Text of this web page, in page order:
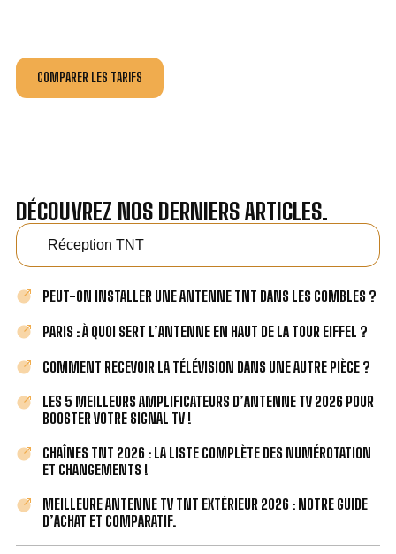
COMPARER LES TARIFS
DÉCOUVREZ NOS DERNIERS ARTICLES.
Réception TNT
PEUT-ON INSTALLER UNE ANTENNE TNT DANS LES COMBLES ?
PARIS : À QUOI SERT L’ANTENNE EN HAUT DE LA TOUR EIFFEL ?
COMMENT RECEVOIR LA TÉLÉVISION DANS UNE AUTRE PIÈCE ?
LES 5 MEILLEURS AMPLIFICATEURS D’ANTENNE TV 2026 POUR
BOOSTER VOTRE SIGNAL TV !
CHAÎNES TNT 2026 : LA LISTE COMPLÈTE DES NUMÉROTATION
ET CHANGEMENTS !
MEILLEURE ANTENNE TV TNT EXTÉRIEUR 2026 : NOTRE GUIDE
D’ACHAT ET COMPARATIF.